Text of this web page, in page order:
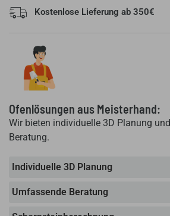
Kostenlose Lieferung ab 350€
Ofenlösungen aus Meisterhand:
Wir bieten individuelle 3D Planung
Beratung.
Individuelle 3D Planung
Umfassende Beratung